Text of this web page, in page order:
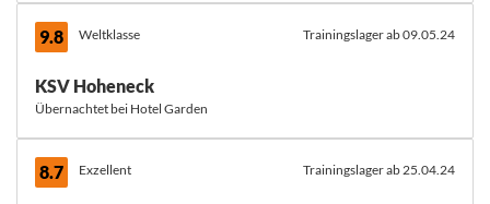
Das gesamte, vierzehnköpfige Team war sehr zufrieden.
Der Platzbelegungsplan mit 14 Personen, aber auch
anderen Tennisteams vor Ort, war nicht einfach zu
konzipieren, aber am Ende hat alles sehr gut
funktioniert. Neben den zahlreichen Restaurants etc. ist
interessant.
9.8 Weltklasse Trainingslager ab 09.05.24
KSV Hoheneck
Übernachtet bei Hotel Garden
8.7 Exzellent Trainingslager ab 25.04.24